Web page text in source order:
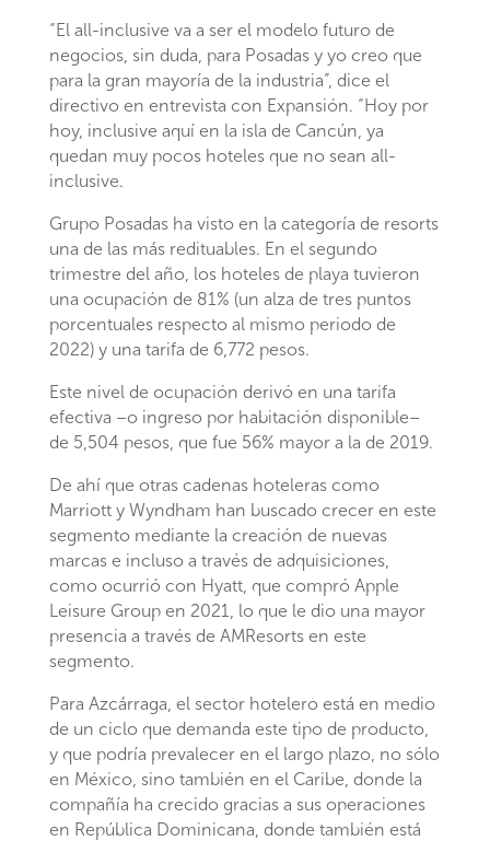
“El all-inclusive va a ser el modelo futuro de
negocios, sin duda, para Posadas y yo creo que
para la gran mayoría de la industria”, dice el
directivo en entrevista con Expansión. “Hoy por
hoy, inclusive aquí en la isla de Cancún, ya
quedan muy pocos hoteles que no sean all-
inclusive.
Grupo Posadas ha visto en la categoría de resorts
una de las más redituables. En el segundo
trimestre del año, los hoteles de playa tuvieron
una ocupación de 81% (un alza de tres puntos
porcentuales respecto al mismo periodo de
2022) y una tarifa de 6,772 pesos.
Este nivel de ocupación derivó en una tarifa
efectiva –o ingreso por habitación disponible–
de 5,504 pesos, que fue 56% mayor a la de 2019.
De ahí que otras cadenas hoteleras como
Marriott y Wyndham han buscado crecer en este
segmento mediante la creación de nuevas
marcas e incluso a través de adquisiciones,
como ocurrió con Hyatt, que compró Apple
Leisure Group en 2021, lo que le dio una mayor
presencia a través de AMResorts en este
segmento.
Para Azcárraga, el sector hotelero está en medio
de un ciclo que demanda este tipo de producto,
y que podría prevalecer en el largo plazo, no sólo
en México, sino también en el Caribe, donde la
compañía ha crecido gracias a sus operaciones
en República Dominicana, donde también está